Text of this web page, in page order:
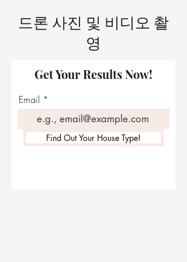
드론 사진 및 비디오 촬
영
Get Your Results Now!
Email
Find Out Your House Type!